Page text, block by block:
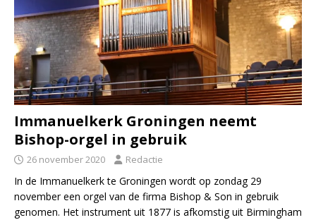
Immanuelkerk Groningen neemt
Bishop-orgel in gebruik
26 november 2020 Redactie
In de Immanuelkerk te Groningen wordt op zondag 29
november een orgel van de firma Bishop & Son in gebruik
genomen. Het instrument uit 1877 is afkomstig uit Birmingham